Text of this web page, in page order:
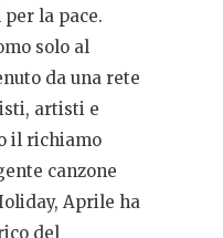
la pace.
solo al
da una rete
artisti e
il richiamo
canzone
Aprile ha
del